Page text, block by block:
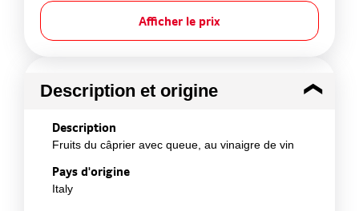
Afficher le prix
Description et origine
Description
Fruits du câprier avec queue, au vinaigre de vin
Pays d'origine
Italy